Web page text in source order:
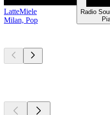
LatteMiele
Milan, Pop
Radio